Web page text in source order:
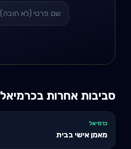
סביבות אחרות בכרמיאל
כרמיאל
מאמן אישי בבית